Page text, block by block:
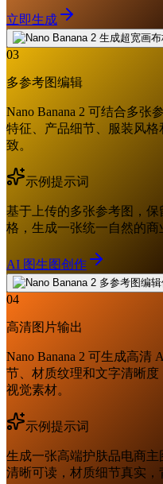
立即生成
03
多参考图编辑
Nano Banana 2 可结合多
特征、产品细节、服装风
致。
示例提示词
基于上传的多张参考图，
格，生成一张统一自然的商
AI 图生图创作
04
高清图片输出
Nano Banana 2 可生成高清
节、材质纹理和文字清晰
视觉素材。
示例提示词
生成一张高端护肤品电商主
清晰可读，材质细节真实，